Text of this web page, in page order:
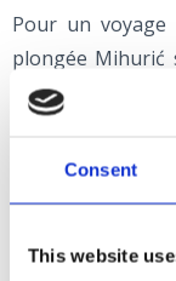
Consent
This website
Pour un
plongée Mihurić
de
en bateau,
mais aussi
selon le